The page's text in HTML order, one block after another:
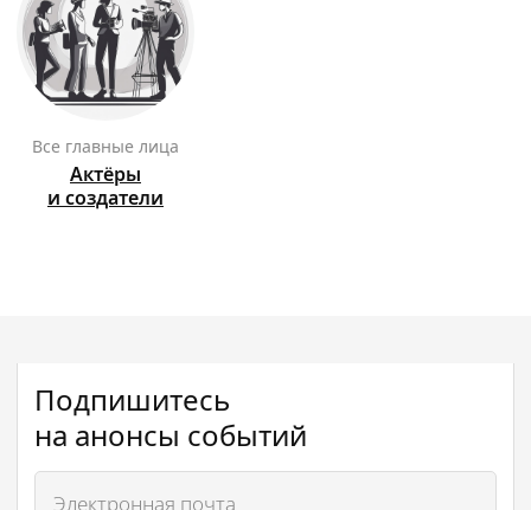
Все главные лица
Актёры
и создатели
Подпишитесь
на анонсы событий